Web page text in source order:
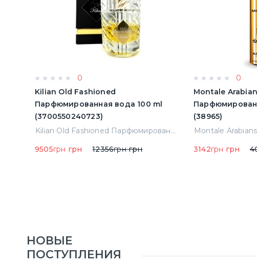
0
Kilian Old Fashioned
Парфюмированная вода 100 ml
(3700550240723)
Kilian Old Fashioned Парфюмированная вода 100 ml (3700550240723)
9505грн грн 12356грнгрн
0
Montale
(38965)
3142грн грн
НОВЫЕ
ПОСТУПЛЕНИЯ